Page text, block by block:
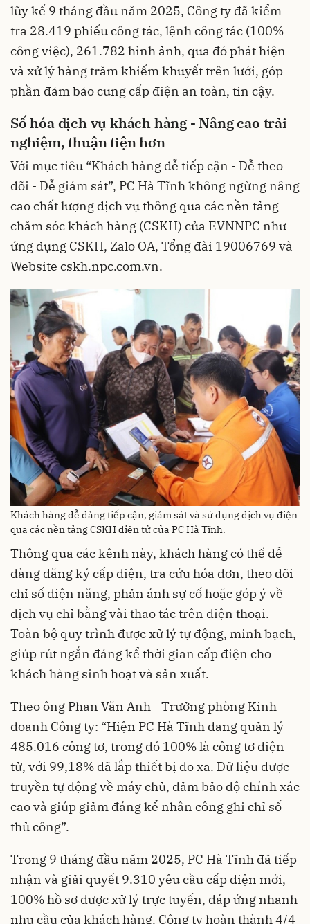
lũy kế 9 tháng đầu năm 2025, Công ty đã kiểm
tra 28.419 phiếu công tác, lệnh công tác (100%
công việc), 261.782 hình ảnh, qua đó phát hiện
và xử lý hàng trăm khiếm khuyết trên lưới, góp
phần đảm bảo cung cấp điện an toàn, tin cậy.
Số hóa dịch vụ khách hàng - Nâng cao trải
nghiệm, thuận tiện hơn
Với mục tiêu “Khách hàng dễ tiếp cận - Dễ theo
dõi - Dễ giám sát”, PC Hà Tĩnh không ngừng nâng
cao chất lượng dịch vụ thông qua các nền tảng
chăm sóc khách hàng (CSKH) của EVNNPC như
ứng dụng CSKH, Zalo OA, Tổng đài 19006769 và
Website cskh.npc.com.vn.
Khách hàng dễ dàng tiếp cận, giám sát và sử dụng dịch vụ điện
qua các nền tảng CSKH điện tử của PC Hà Tĩnh.
Thông qua các kênh này, khách hàng có thể dễ
dàng đăng ký cấp điện, tra cứu hóa đơn, theo dõi
chỉ số điện năng, phản ánh sự cố hoặc góp ý về
dịch vụ chỉ bằng vài thao tác trên điện thoại.
Toàn bộ quy trình được xử lý tự động, minh bạch,
giúp rút ngắn đáng kể thời gian cấp điện cho
khách hàng sinh hoạt và sản xuất.
Theo ông Phan Văn Anh - Trưởng phòng Kinh
doanh Công ty: “Hiện PC Hà Tĩnh đang quản lý
485.016 công tơ, trong đó 100% là công tơ điện
tử, với 99,18% đã lắp thiết bị đo xa. Dữ liệu được
truyền tự động về máy chủ, đảm bảo độ chính xác
cao và giúp giảm đáng kể nhân công ghi chỉ số
thủ công”.
Trong 9 tháng đầu năm 2025, PC Hà Tĩnh đã tiếp
nhận và giải quyết 9.310 yêu cầu cấp điện mới,
100% hồ sơ được xử lý trực tuyến, đáp ứng nhanh
nhu cầu của khách hàng. Công ty hoàn thành 4/4